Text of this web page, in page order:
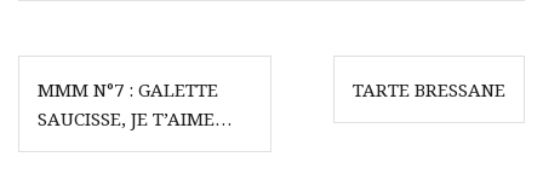
Navigation
de
l’article
MMM N°7 : GALETTE
SAUCISSE, JE T’AIME…
TARTE BRESSANE